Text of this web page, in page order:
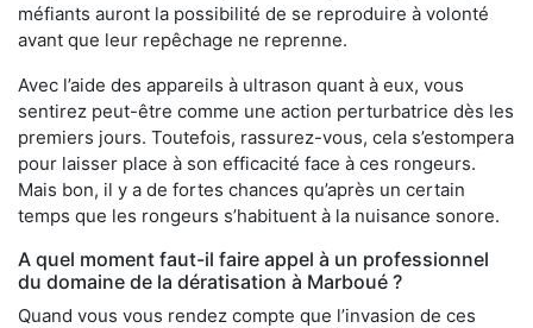
méfiants auront la possibilité de se reproduire à volonté
avant que leur repêchage ne reprenne.
Avec l’aide des appareils à ultrason quant à eux, vous
sentirez peut-être comme une action perturbatrice dès les
premiers jours. Toutefois, rassurez-vous, cela s’estompera
pour laisser place à son efficacité face à ces rongeurs.
Mais bon, il y a de fortes chances qu’après un certain
temps que les rongeurs s’habituent à la nuisance sonore.
A quel moment faut-il faire appel à un professionnel
du domaine de la dératisation à Marboué ?
Quand vous vous rendez compte que l’invasion de ces